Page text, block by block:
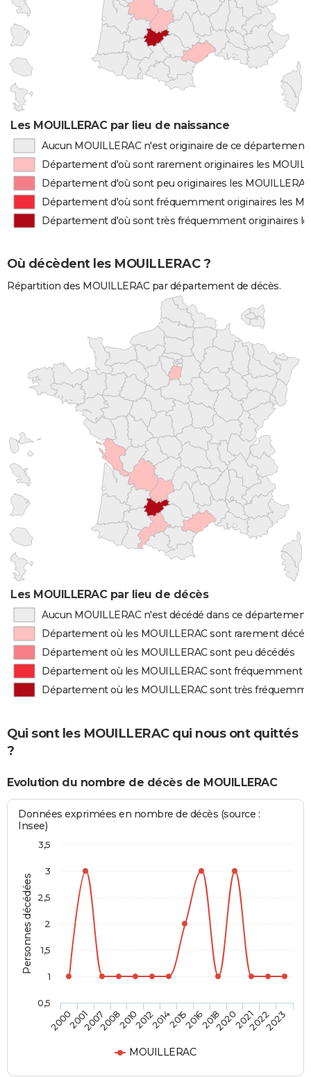
Les MOUILLERAC par lieu de naissance
Aucun MOUILLERAC n'est originaire de ce département
Département d'où sont rarement originaires les
Département d'où sont peu originaires les
Département d'où sont fréquemment originaires les
Département d'où sont très fréquemment originaires
Où décèdent les MOUILLERAC ?
Répartition des MOUILLERAC par département de décès.
Les MOUILLERAC par lieu de décès
Aucun MOUILLERAC n'est décédé dans ce département
Département où les MOUILLERAC sont rarement
Département où les MOUILLERAC sont peu décédés
Département où les MOUILLERAC sont fréquemment
Département où les MOUILLERAC sont très
Qui sont les MOUILLERAC qui nous ont quittés
?
Evolution du nombre de décès de MOUILLERAC
Personnes décédées
Données exprimées en nombre de décès (source :
Insee)
MOUILLERAC
20002001200720082010201220142015201620182020202120222023
0,5
1
1,5
2
2,5
3
3,5